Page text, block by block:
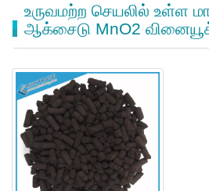
உருவமற்ற செயலில் உள்ள
ஆக்சைடு MnO2